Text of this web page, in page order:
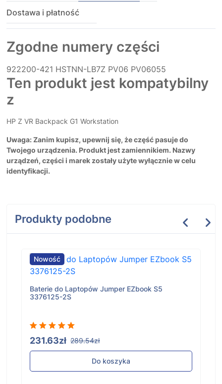
Dostawa i płatność
Zgodne numery części
922200-421 HSTNN-LB7Z PV06 PV06055
Ten produkt jest kompatybilny
z
HP Z VR Backpack G1 Workstation
Uwaga: Zanim kupisz, upewnij się, że część pasuje do
Twojego urządzenia. Produkt jest zamiennikiem. Nazwy
urządzeń, części i marek zostały użyte wyłącznie w celu
identyfikacji.
Produkty podobne
Nowość
Baterie do Laptopów Jumper EZbook S5
3376125-2S
231.63zł 289.54zł
Do koszyka